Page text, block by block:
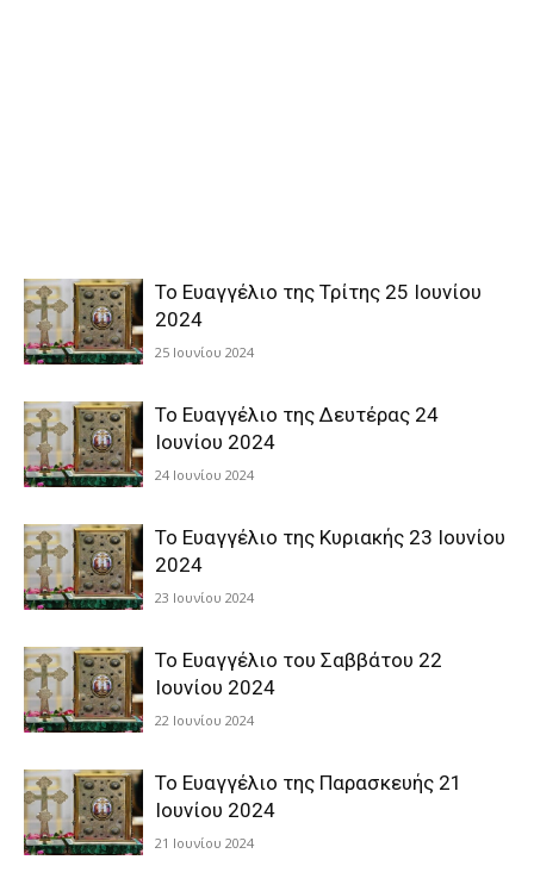
Το Ευαγγέλιο της Τρίτης 25 Ιουνίου
2024
25 Ιουνίου 2024
Το Ευαγγέλιο της Δευτέρας 24
Ιουνίου 2024
24 Ιουνίου 2024
Το Ευαγγέλιο της Κυριακής 23 Ιουνίου
2024
23 Ιουνίου 2024
Το Ευαγγέλιο του Σαββάτου 22
Ιουνίου 2024
22 Ιουνίου 2024
Το Ευαγγέλιο της Παρασκευής 21
Ιουνίου 2024
21 Ιουνίου 2024